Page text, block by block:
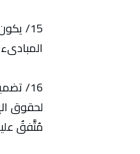
15/
16/
لحقوق
مُتَّفقٌ